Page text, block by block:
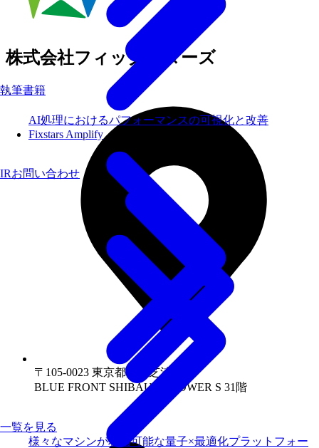
執筆書籍
一覧を見る
AI処理におけるパフォーマンスの可視化と改善
Fixstars Amplify
様々なマシンが利用可能な量子×最適化プラットフォー
IRお問い合わせ
株式会社フィックスターズ
〒105-0023 東京都港区芝浦1-1-1
BLUE FRONT SHIBAURA TOWER S 31階